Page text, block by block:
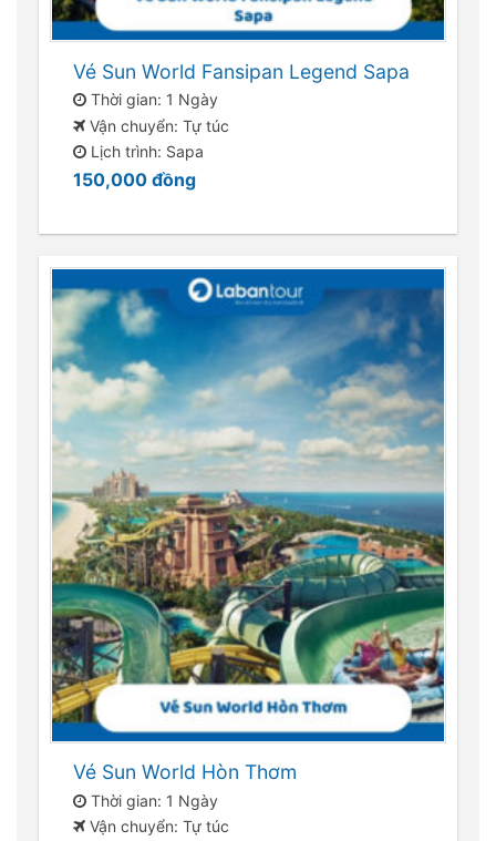
Vé Sun World Fansipan Legend Sapa
Thời gian: 1 Ngày
Vận chuyển: Tự túc
Lịch trình: Sapa
150,000đồng
Vé Sun World Hòn Thơm
Thời gian: 1 Ngày
Vận chuyển: Tự túc